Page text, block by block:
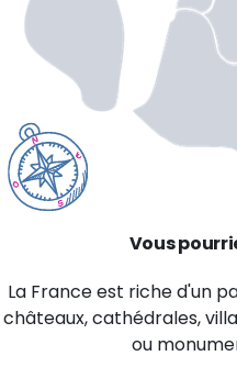
Vous
La France est riche d'un
châteaux, cathédrales,
ou